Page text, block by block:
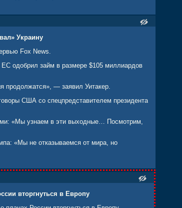
Украину
Fox News.
ЕС одобрил займ в размере $105 миллиардов
продолжатся», — заявил Уитакер.
США со спецпредставителем президента
«Мы узнаем в эти выходные… Посмотрим,
«Мы не отказываемся от мира, но
вторгнуться в Европу